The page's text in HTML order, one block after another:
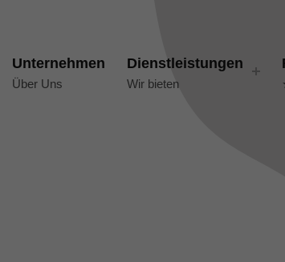
Unternehmen
Über Uns
Dienstleistungen
Wir bieten